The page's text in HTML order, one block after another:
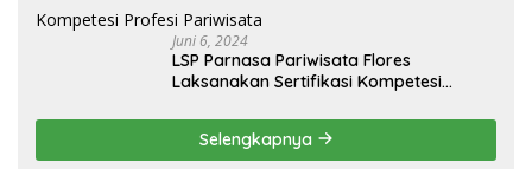
Juni 6, 2024
LSP Parnasa Pariwisata Flores
Laksanakan Sertifikasi Kompetesi
Selengkapnya